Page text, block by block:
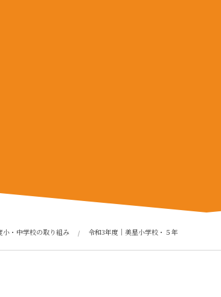
小・中学校の取り組み 令和3年度｜美星小学校・５年